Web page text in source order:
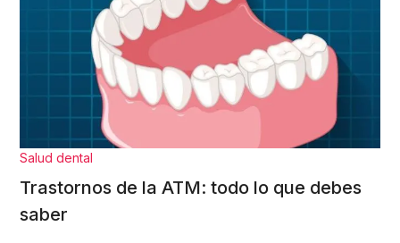
Salud dental
Trastornos de la ATM: todo lo que debes
saber